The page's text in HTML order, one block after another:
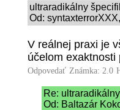
ultraradikálny
Od:
V reálnej praxi je
účelom
Odpovedať Známka: 2.0
Re:
Od: Baltazár